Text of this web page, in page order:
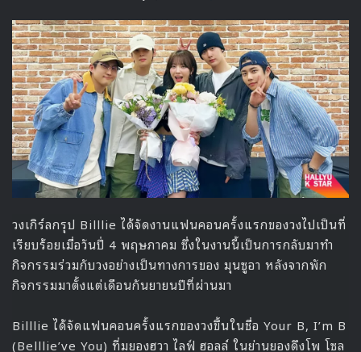
HALLYU PLAY
ด้วยสไตล์ความเป็นฮิปฮอปที่มาพร้อมกับคลิปการเปิดตัวของวง
BADVILLAIN ทำให้การเดบิวต์ของพวกเธอได้รับการจับตามอง
อย่างมาก ด้วยแนวทางที่ดูแตกต่างจากกระแสความนิยมของวง
เกิร์ลกรุปในปัจจุบัน ซึ่งการเดบิวต์ของ 7 สาว BADVILLAIN ได้
วางแฟลนเอาไว้ในช่วงครึ่งแรกของปี 2024 รอติดตามการเปิด
ตัวสมาชิกทั้ง 7 คนอย่างเป็นทางการกันได้เร็วๆ นี้
BADVILLAIN